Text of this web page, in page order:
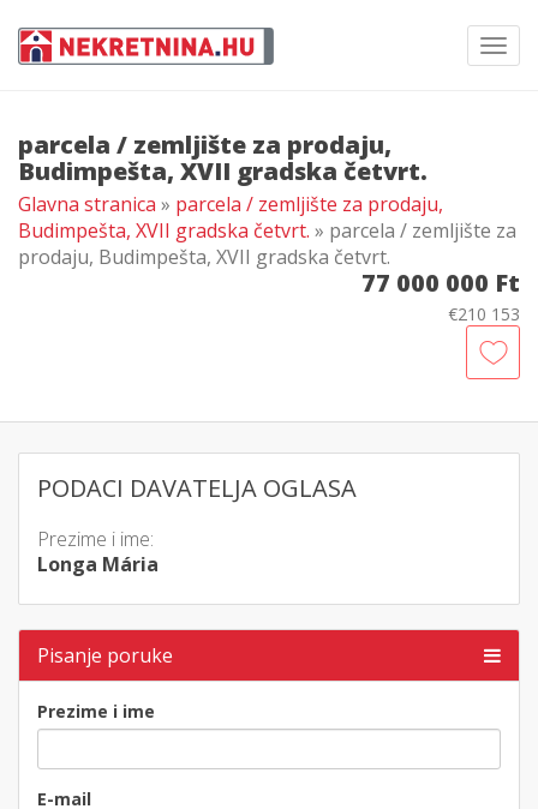
parcela / zemljište za prodaju,
Budimpešta, XVII gradska četvrt.
Glavna stranica » parcela / zemljište za prodaju,
Budimpešta, XVII gradska četvrt. » parcela / zemljište za
prodaju, Budimpešta, XVII gradska četvrt.
77 000 000 Ft
€210 153
PODACI DAVATELJA OGLASA
Prezime i ime:
Longa Mária
Pisanje poruke
Prezime i ime
E-mail